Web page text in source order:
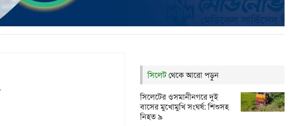
সিলেটথেকে আরো পড়ুন
সিলেটের ওসমানীনগরে দুই
বাসের মুখোমুখি সংঘর্ষ: শিশুসহ
নিহত ৯